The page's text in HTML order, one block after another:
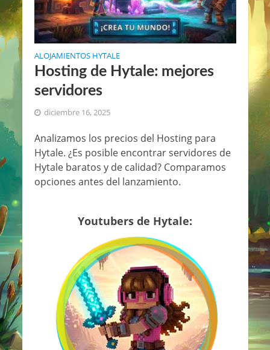
ALOJAMIENTOS HYTALE
Hosting de Hytale: mejores
servidores
diciembre 16, 2025
Analizamos los precios del Hosting para
Hytale. ¿Es posible encontrar servidores de
Hytale baratos y de calidad? Comparamos
opciones antes del lanzamiento.
Youtubers de Hytale: